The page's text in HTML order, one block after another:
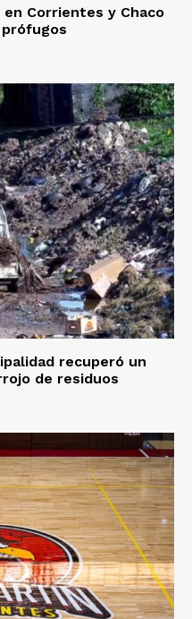
en Corrientes y Chaco
recuperó un
de residuos